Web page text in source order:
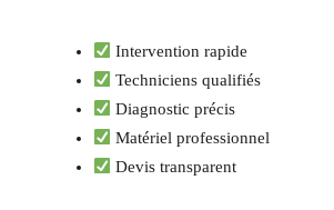
Intervention rapide
Techniciens qualifiés
Diagnostic précis
Matériel professionnel
Devis transparent